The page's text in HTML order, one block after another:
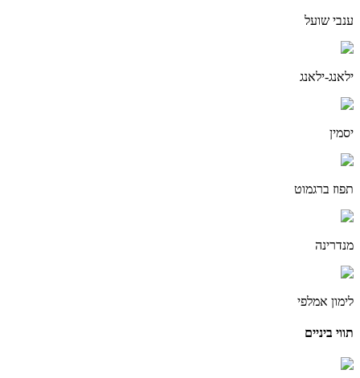
ענבי שועל
ילאנג-ילאנג
יסמין
תפוז ברגמוט
מנדרינה
לימון אמלפי
תווי ביניים